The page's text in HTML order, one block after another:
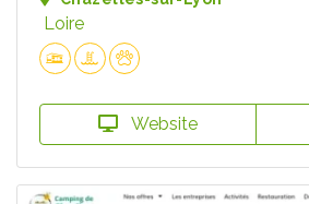
Loire
Website